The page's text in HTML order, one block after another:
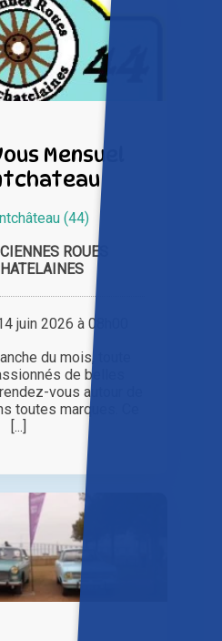
Mensuel
(44)
ROUES
juin 2026 à 08h00
du mois, toute
de belles
vous autour de
toutes marques. Ce
[...]